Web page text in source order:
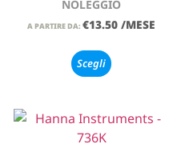
NOLEGGIO
A PARTIRE DA: €13.50 /MESE
Scegli